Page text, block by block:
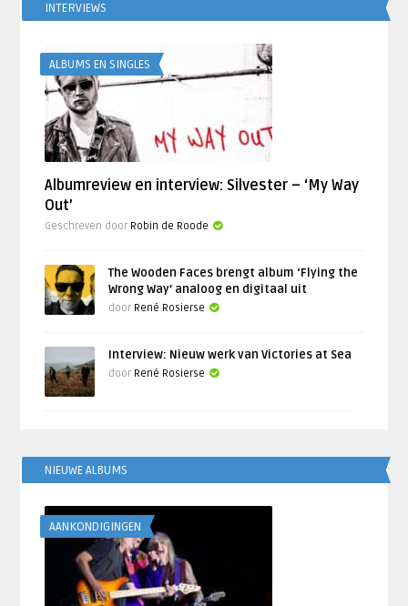
INTERVIEWS
ALBUMS EN SINGLES
Albumreview en interview: Silvester – ‘My Way
Out’
Geschreven door Robin de Roode
The Wooden Faces brengt album ‘Flying the
Wrong Way’ analoog en digitaal uit
door René Rosierse
Interview: Nieuw werk van Victories at Sea
door René Rosierse
NIEUWE ALBUMS
AANKONDIGINGEN